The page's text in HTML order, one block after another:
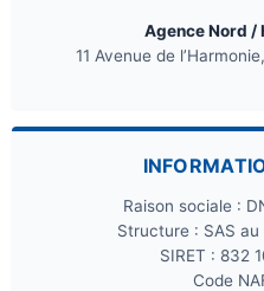
Agence Nord /
11 Avenue de
Raison sociale :
Structure : SAS
SIRET : 832
Code